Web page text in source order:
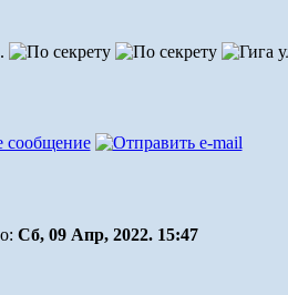
Сб, 09 Апр, 2022. 15:47